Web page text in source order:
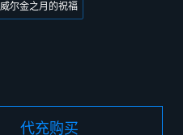
威尔金之月的祝福